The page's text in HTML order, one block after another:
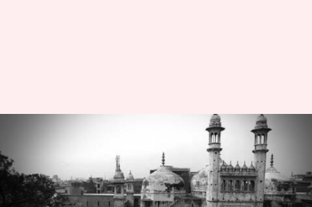
ज्ञानवापी मस्जिद परिसर का सर्वे जारी,
सुप्रीम कोर्ट में मुस्लिम पक्ष की
याचिका पर आज सुनवाई
सकुल गर्ग Aug 04, 2023 11:36 am